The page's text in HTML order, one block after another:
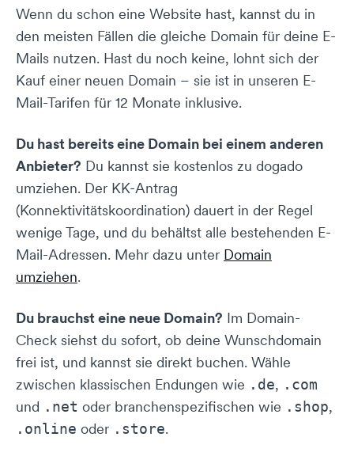
Wenn du schon eine Website hast, kannst du in
den meisten Fällen die gleiche Domain für deine E-
Mails nutzen. Hast du noch keine, lohnt sich der
Kauf einer neuen Domain – sie ist in unseren E-
Mail-Tarifen für 12 Monate inklusive.
Du hast bereits eine Domain bei einem anderen
Anbieter? Du kannst sie kostenlos zu dogado
umziehen. Der KK-Antrag
(Konnektivitätskoordination) dauert in der Regel
wenige Tage, und du behältst alle bestehenden E-
Mail-Adressen. Mehr dazu unter Domain
umziehen.
Du brauchst eine neue Domain? Im Domain-
Check siehst du sofort, ob deine Wunschdomain
frei ist, und kannst sie direkt buchen. Wähle
zwischen klassischen Endungen wie .de, .com
und .net oder branchenspezifischen wie .shop,
.online oder .store.